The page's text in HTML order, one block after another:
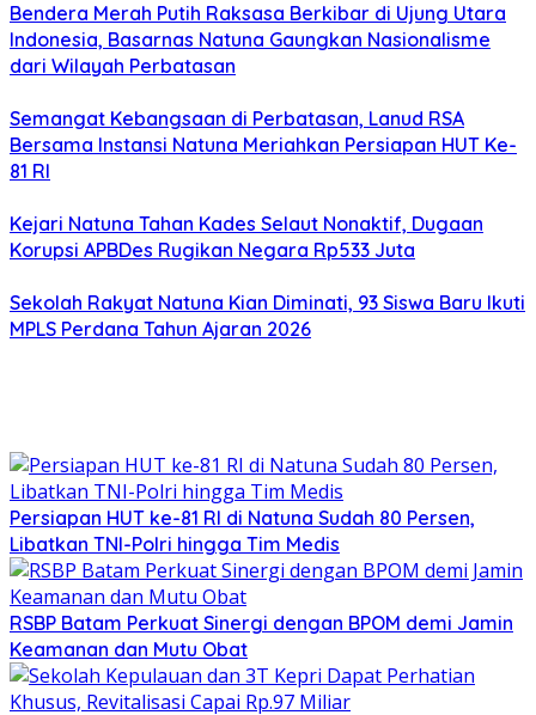
Bendera Merah Putih Raksasa Berkibar di Ujung Utara
Indonesia, Basarnas Natuna Gaungkan Nasionalisme
dari Wilayah Perbatasan
Semangat Kebangsaan di Perbatasan, Lanud RSA
Bersama Instansi Natuna Meriahkan Persiapan HUT Ke-
81 RI
Kejari Natuna Tahan Kades Selaut Nonaktif, Dugaan
Korupsi APBDes Rugikan Negara Rp533 Juta
Sekolah Rakyat Natuna Kian Diminati, 93 Siswa Baru Ikuti
MPLS Perdana Tahun Ajaran 2026
Persiapan HUT ke-81 RI di Natuna Sudah 80 Persen,
Libatkan TNI-Polri hingga Tim Medis
RSBP Batam Perkuat Sinergi dengan BPOM demi Jamin
Keamanan dan Mutu Obat